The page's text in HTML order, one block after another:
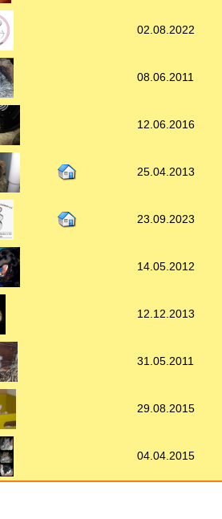
02.08.2022
08.06.2011
12.06.2016
25.04.2013
23.09.2023
14.05.2012
12.12.2013
31.05.2011
29.08.2015
04.04.2015